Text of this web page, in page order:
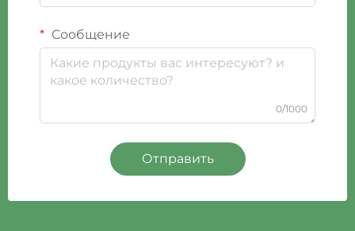
Сообщение
0/1000
Отправить